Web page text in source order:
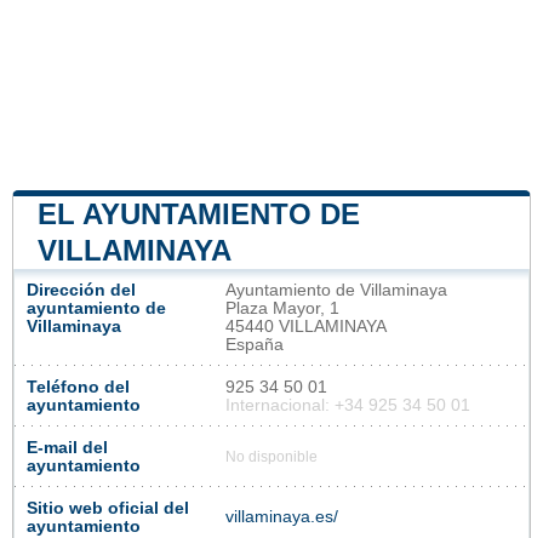
EL AYUNTAMIENTO DE
VILLAMINAYA
Dirección del
ayuntamiento de
Villaminaya
Ayuntamiento de Villaminaya
Plaza Mayor, 1
45440 VILLAMINAYA
España
Teléfono del
ayuntamiento
925 34 50 01
Internacional: +34 925 34 50 01
E-mail del
ayuntamiento
No disponible
Sitio web oficial del
ayuntamiento
villaminaya.es/